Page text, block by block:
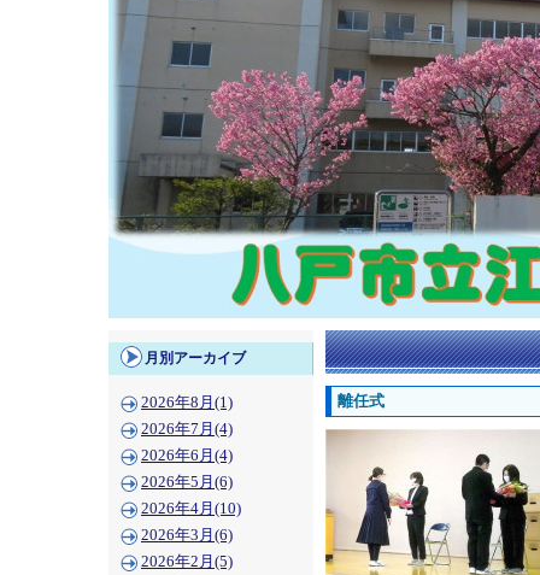
月別アーカイブ
2026年8月(1)
2026年7月(4)
2026年6月(4)
2026年5月(6)
2026年4月(10)
2026年3月(6)
2026年2月(5)
離任式